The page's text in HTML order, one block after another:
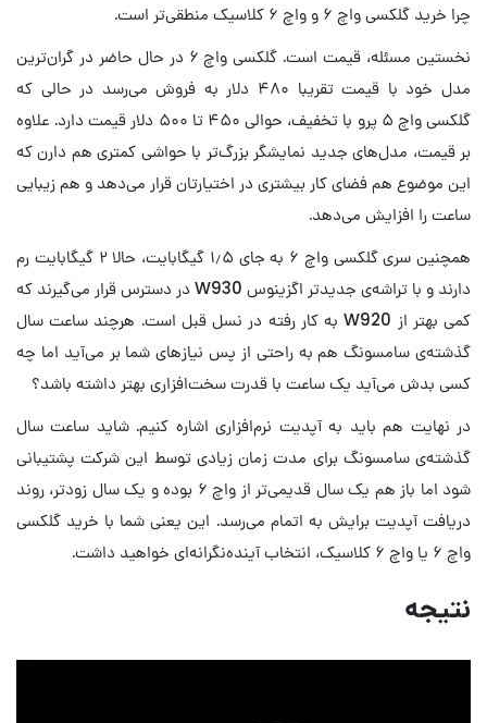
چرا خرید گلکسی واچ ۶ و واچ ۶ کلاسیک منطقی‌تر است.
نخستین مسئله، قیمت است. گلکسی واچ ۶ در حال حاضر در گران‌ترین
مدل خود با قیمت تقریبا ۴۸۰ دلار به فروش می‌رسد در حالی که
گلکسی واچ ۵ پرو با تخفیف، حوالی ۴۵۰ تا ۵۰۰ دلار قیمت دارد. علاوه
بر قیمت، مدل‌های جدید نمایشگر بزرگ‌تر با حواشی کمتری هم دارن که
این موضوع هم فضای کار بیشتری در اختیارتان قرار می‌دهد و هم زیبایی
ساعت را افزایش می‌دهد.
همچنین سری گلکسی واچ ۶ به جای ۱٫۵ گیگابایت، حالا ۲ گیگابایت رم
دارند و با تراشه‌ی جدیدتر اگزینوس W930 در دسترس قرار می‌گیرند که
کمی بهتر از W920 به کار رفته در نسل قبل است. هرچند ساعت سال
گذشته‌ی سامسونگ هم به راحتی از پس نیازهای شما بر می‌آید اما چه
کسی بدش می‌آید یک ساعت با قدرت سخت‌افزاری بهتر داشته باشد؟
در نهایت هم باید به آپدیت نرم‌افزاری اشاره کنیم. شاید ساعت سال
گذشته‌ی سامسونگ برای مدت زمان زیادی توسط این شرکت پشتیبانی
شود اما باز هم یک سال قدیمی‌تر از واچ ۶ بوده و یک سال زودتر، روند
دریافت آپدیت برایش به اتمام می‌رسد. این یعنی شما با خرید گلکسی
واچ ۶ یا واچ ۶ کلاسیک، انتخاب آینده‌نگرانه‌ای خواهید داشت.
نتیجه